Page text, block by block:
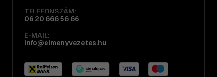
TELEFONSZÁM:
06 20 666 56 66
E-MAIL:
info@elmenyvezetes.hu